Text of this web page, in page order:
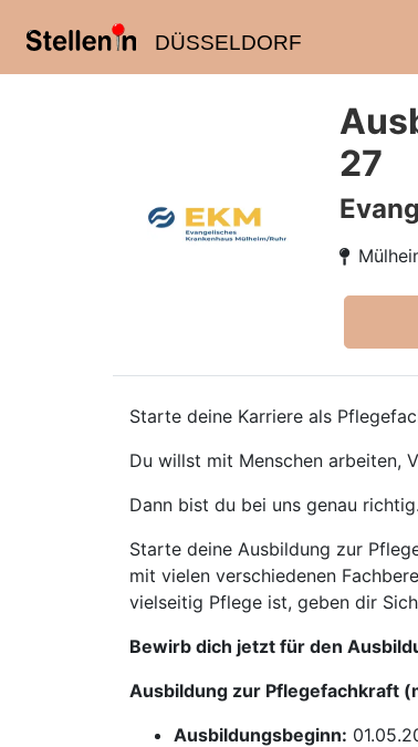
DÜSSELDORF
27
Starte deine Karriere als
Du willst mit Menschen arbeiten,
Dann bist du bei uns genau richtig.
Starte deine Ausbildung zur
mit vielen verschiedenen
vielseitig Pflege ist, geben dir
Bewirb dich jetzt für den
Ausbildung zur Pflegefachkraft
Ausbildungsbeginn: